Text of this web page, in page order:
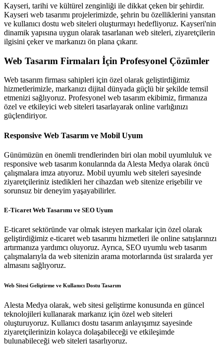
Kayseri, tarihi ve kültürel zenginliği ile dikkat çeken bir şehirdir.
Kayseri web tasarımı projelerimizde, şehrin bu özelliklerini yansıtan
ve kullanıcı dostu web siteleri oluşturmayı hedefliyoruz. Kayseri'nin
dinamik yapısına uygun olarak tasarlanan web siteleri, ziyaretçilerin
ilgisini çeker ve markanızı ön plana çıkarır.
Web Tasarım Firmaları İçin Profesyonel Çözümler
Web tasarım firması sahipleri için özel olarak geliştirdiğimiz
hizmetlerimizle, markanızı dijital dünyada güçlü bir şekilde temsil
etmenizi sağlıyoruz. Profesyonel web tasarım ekibimiz, firmanıza
özel ve etkileyici web siteleri tasarlayarak online varlığınızı
güçlendiriyor.
Responsive Web Tasarım ve Mobil Uyum
Günümüzün en önemli trendlerinden biri olan mobil uyumluluk ve
responsive web tasarım konularında da Alesta Medya olarak öncü
çalışmalara imza atıyoruz. Mobil uyumlu web siteleri sayesinde
ziyaretçileriniz istedikleri her cihazdan web sitenize erişebilir ve
sorunsuz bir deneyim yaşayabilirler.
E-Ticaret Web Tasarımı ve SEO Uyum
E-ticaret sektöründe var olmak isteyen markalar için özel olarak
geliştirdiğimiz e-ticaret web tasarımı hizmetleri ile online satışlarınızı
artırmanıza yardımcı oluyoruz. Ayrıca, SEO uyumlu web tasarım
çalışmalarıyla da web sitenizin arama motorlarında üst sıralarda yer
almasını sağlıyoruz.
Web Sitesi Geliştirme ve Kullanıcı Dostu Tasarım
Alesta Medya olarak, web sitesi geliştirme konusunda en güncel
teknolojileri kullanarak markanız için özel web siteleri
oluşturuyoruz. Kullanıcı dostu tasarım anlayışımız sayesinde
ziyaretçilerinizin kolayca dolaşabileceği ve etkileşimde
bulunabileceği web siteleri tasarlıyoruz.